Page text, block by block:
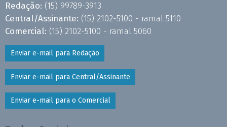
Redação: (15) 99789-3913
Central/Assinante: (15) 2102-5100 - ramal 5110
Comercial: (15) 2102-5100 - ramal 5060
Enviar e-mail para Redação
Enviar e-mail para Central/Assinante
Enviar e-mail para o Comercial